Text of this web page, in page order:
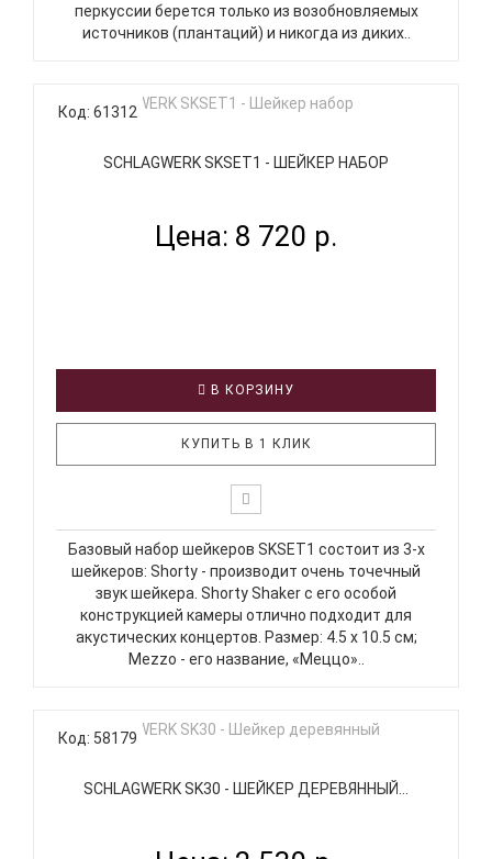
перкуссии берется только из возобновляемых
источников (плантаций) и никогда из диких..
Код: 61312
SCHLAGWERK SKSET1 - ШЕЙКЕР НАБОР
Цена: 8 720 р.
В КОРЗИНУ
КУПИТЬ В 1 КЛИК
Базовый набор шейкеров SKSET1 состоит из 3-х
шейкеров: Shorty - производит очень точечный
звук шейкера. Shorty Shaker с его особой
конструкцией камеры отлично подходит для
акустических концертов. Размер: 4.5 х 10.5 см;
Mezzo - его название, «Меццо»..
Код: 58179
SCHLAGWERK SK30 - ШЕЙКЕР ДЕРЕВЯННЫЙ...